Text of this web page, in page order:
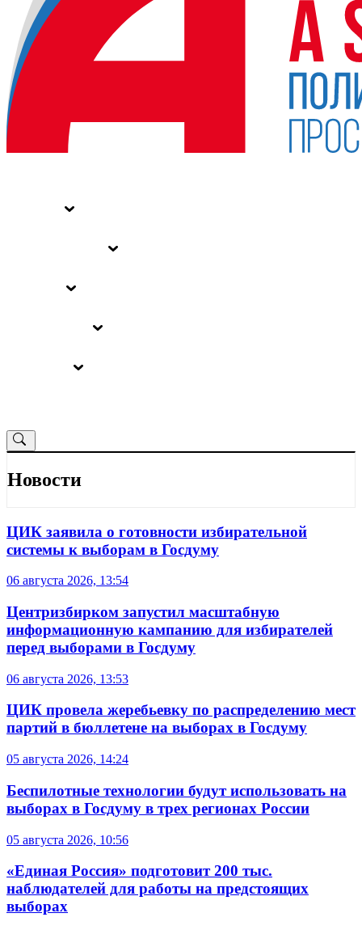
Новости
ЦИК заявила о готовности избирательной
системы к выборам в Госдуму
06 августа 2026, 13:54
Центризбирком запустил масштабную
информационную кампанию для избирателей
перед выборами в Госдуму
06 августа 2026, 13:53
ЦИК провела жеребьевку по распределению мест
партий в бюллетене на выборах в Госдуму
05 августа 2026, 14:24
Беспилотные технологии будут использовать на
выборах в Госдуму в трех регионах России
05 августа 2026, 10:56
«Единая Россия» подготовит 200 тыс.
наблюдателей для работы на предстоящих
выборах